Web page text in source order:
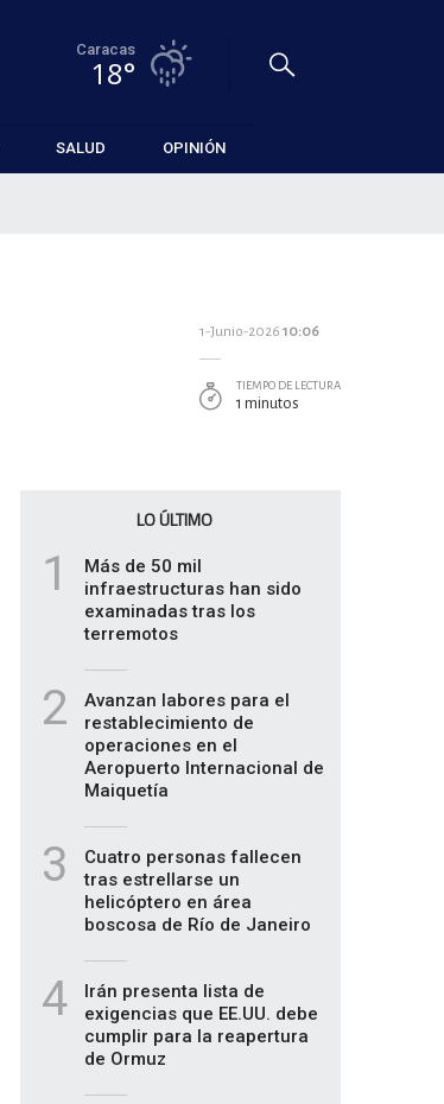
Caracas
18°
SALUD OPINIÓN
1-Junio-2026 10:06
TIEMPO DE LECTURA
1 minutos
LO ÚLTIMO
1
Más de 50 mil
infraestructuras han sido
examinadas tras los
terremotos
2
Avanzan labores para el
restablecimiento de
operaciones en el
Aeropuerto Internacional de
Maiquetía
3
Cuatro personas fallecen
tras estrellarse un
helicóptero en área
boscosa de Río de Janeiro
4
Irán presenta lista de
exigencias que EE.UU. debe
cumplir para la reapertura
de Ormuz